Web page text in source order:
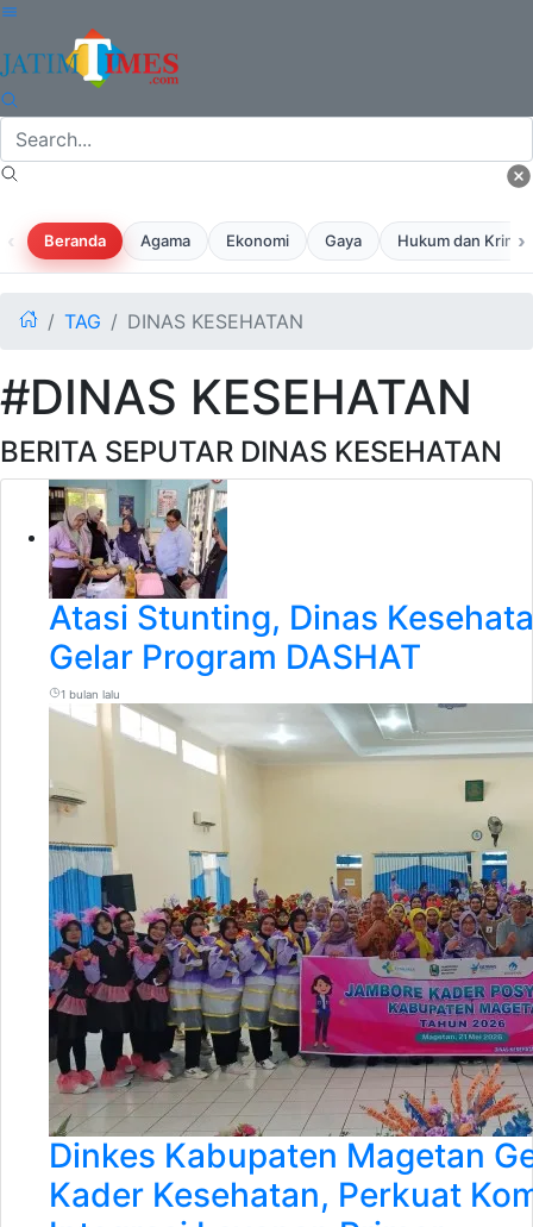
‹ Beranda Agama Ekonomi Gaya Hukum dan ›
TAG DINAS KESEHATAN
#DINAS KESEHATAN
BERITA SEPUTAR DINAS KESEHATAN
Atasi Stunting, Dinas
Gelar Program DASHAT
1 bulan lalu
Dinkes Kabupaten Magetan
Kader Kesehatan, Perkuat